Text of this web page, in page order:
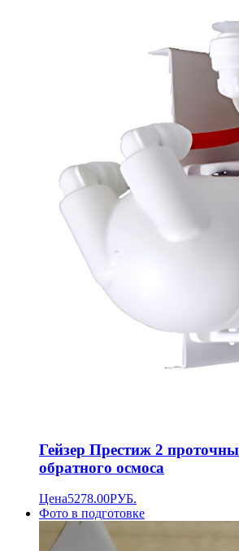
Гейзер Престиж 2
обратного осмоса
Цена5278.00РУБ.
Фото в подготовке